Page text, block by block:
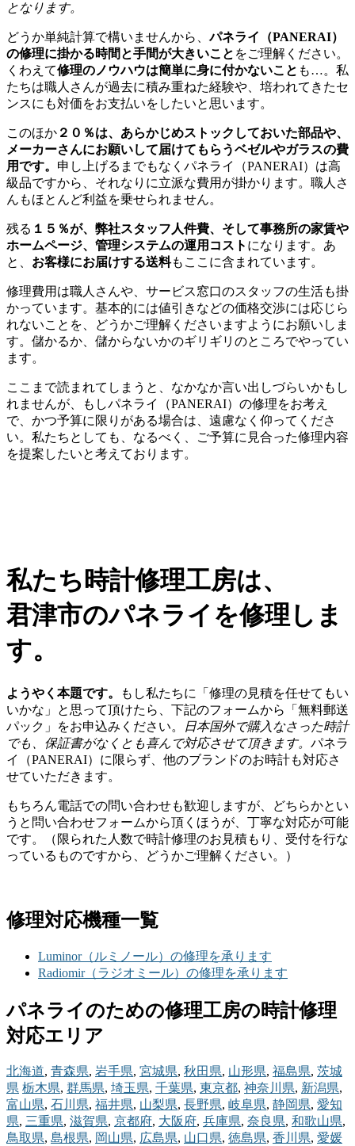
となります。
どうか単純計算で構いませんから、パネライ（PANERAI）
の修理に掛かる時間と手間が大きいこと をご理解ください。
くわえて修理のノウハウは簡単に身に付かないこと も…。私
たちは職人さんが過去に積み重ねた経験や、培われてきたセ
ンスにも対価をお支払いをしたいと思います。
このほか ２０％は、あらかじめストックしておいた部品や、
メーカーさんにお願いして届けてもらうベゼルやガラスの費
用です。 申し上げるまでもなくパネライ（PANERAI）は高
級品ですから、それなりに立派な費用が掛かります。職人さ
んもほとんど利益を乗せられません。
残る １５％が、弊社スタッフ人件費、そして事務所の家賃や
ホームページ、管理システムの運用コスト になります。あ
と、 お客様にお届けする送料もここに含まれています。
修理費用は職人さんや、サービス窓口のスタッフの生活も掛
かっています。基本的には値引きなどの価格交渉には応じら
れないことを、どうかご理解くださいますようにお願いしま
す。儲かるか、儲からないかのギリギリのところでやってい
ます。
ここまで読まれてしまうと、なかなか言い出しづらいかもし
れませんが、もしパネライ（PANERAI）の修理をお考え
で、かつ予算に限りがある場合は、遠慮なく仰ってくださ
い。私たちとしても、なるべく、ご予算に見合った修理内容
を提案したいと考えております。
私たち時計修理工房は、
君津市のパネライを修理しま
す。
ようやく本題です。
もし私たちに「修理の見積を任せてもい
いかな」と思って頂けたら、下記のフォームから「無料郵送
パック」をお申込みください。
日本国外で購入なさった時計
でも、保証書がなくとも喜んで対応させて頂きます。 パネラ
イ（PANERAI）に限らず、他のブランドのお時計も対応さ
せていただきます。
もちろん電話での問い合わせも歓迎しますが、どちらかとい
うと問い合わせフォームから頂くほうが、丁寧な対応が可能
です。（限られた人数で時計修理のお見積もり、受付を行な
っているものですから、どうかご理解ください。）
修理対応機種一覧
Luminor（ルミノール）の修理を承ります
Radiomir（ラジオミール）の修理を承ります
パネライのための修理工房の時計修理
対応エリア
北海道, 青森県, 岩手県, 宮城県, 秋田県, 山形県, 福島県, 茨城
県 栃木県, 群馬県, 埼玉県, 千葉県, 東京都, 神奈川県, 新潟県,
富山県, 石川県, 福井県, 山梨県, 長野県, 岐阜県, 静岡県, 愛知
県, 三重県, 滋賀県, 京都府, 大阪府, 兵庫県, 奈良県, 和歌山県,
鳥取県, 島根県, 岡山県, 広島県, 山口県, 徳島県, 香川県, 愛媛